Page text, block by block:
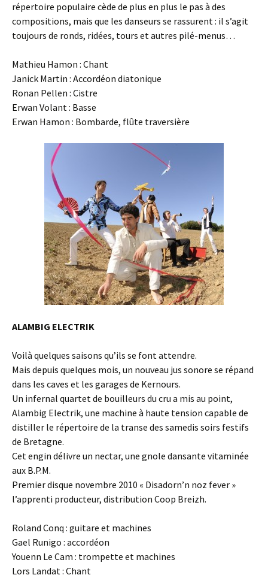
répertoire populaire cède de plus en plus le pas à des
compositions, mais que les danseurs se rassurent : il s’agit
toujours de ronds, ridées, tours et autres pilé-menus…
Mathieu Hamon : Chant
Janick Martin : Accordéon diatonique
Ronan Pellen : Cistre
Erwan Volant : Basse
Erwan Hamon : Bombarde, flûte traversière
ALAMBIG ELECTRIK
Voilà quelques saisons qu’ils se font attendre.
Mais depuis quelques mois, un nouveau jus sonore se répand
dans les caves et les garages de Kernours.
Un infernal quartet de bouilleurs du cru a mis au point,
Alambig Electrik, une machine à haute tension capable de
distiller le répertoire de la transe des samedis soirs festifs
de Bretagne.
Cet engin délivre un nectar, une gnole dansante vitaminée
aux B.P.M.
Premier disque novembre 2010 « Disadorn’n noz fever »
l’apprenti producteur, distribution Coop Breizh.
Roland Conq : guitare et machines
Gael Runigo : accordéon
Youenn Le Cam : trompette et machines
Lors Landat : Chant